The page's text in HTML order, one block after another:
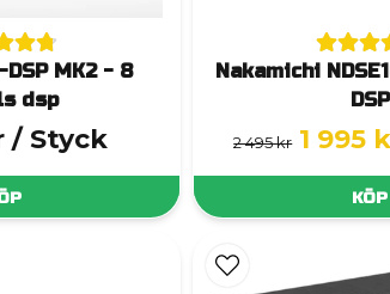
DSP MK2 - 8
dsp
/ Styck
Nakamichi
DSP
2 495 kr 1 995
KÖP